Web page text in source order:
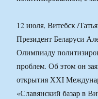
12 июля, Витебск /
Президент Беларуси
Олимпиаду
проблем. Об этом он
открытия ХХI
«Славянский базар в